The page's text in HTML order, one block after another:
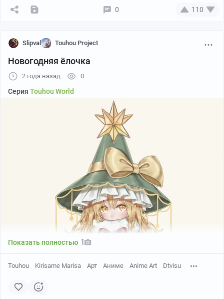
Автор: torinari (dtvisu)
0 110
Slipval Touhou Project
Новогодняя ёлочка
2 года назад 0
Серия Touhou World
Показать полностью 1
Touhou Kirisame Marisa Арт Аниме Anime Art Dtvisu